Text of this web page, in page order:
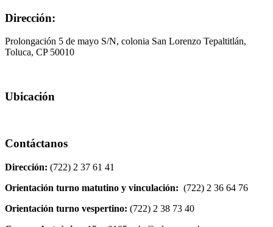
Dirección:
Prolongación 5 de mayo S/N, colonia San Lorenzo Tepaltitlán,
Toluca, CP 50010
Ubicación
Contáctanos
Dirección: (722) 2 37 61 41
Orientación turno matutino y vinculación: (722) 2 36 64 76
Orientación turno vespertino: (722) 2 38 73 40